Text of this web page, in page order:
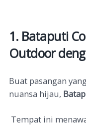
1. Bataputi
Outdoor
Buat pasangan
nuansa hijau,
Tempat ini